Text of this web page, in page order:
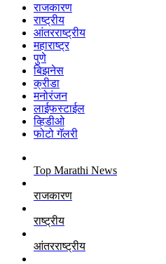
राजकारण
राष्ट्रीय
आंतरराष्ट्रीय
महाराष्ट्र
पुणे
बिझनेस
क्रीडा
मनोरंजन
लाईफस्टाईल
व्हिडीओ
फोटो गॅलरी
Top Marathi News
राजकारण
राष्ट्रीय
आंतरराष्ट्रीय